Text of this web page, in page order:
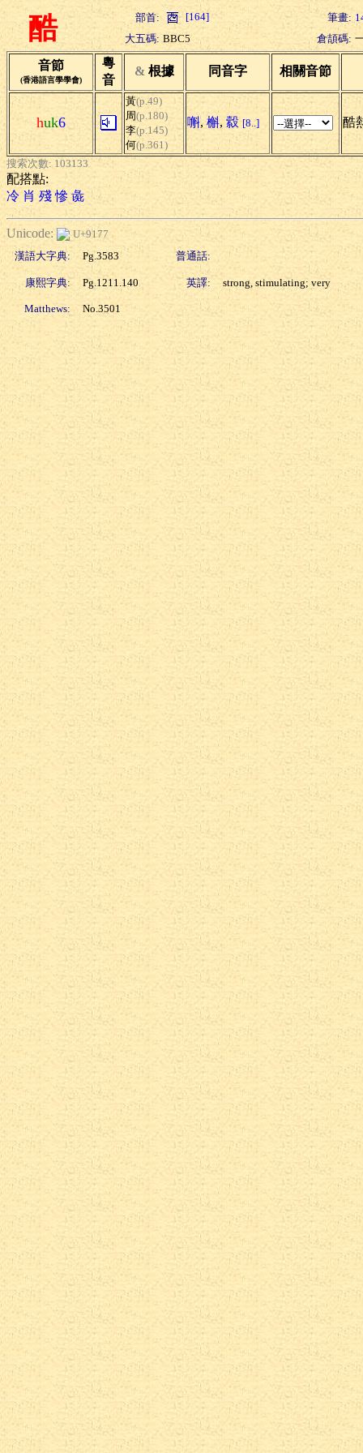
酷 部首: [164] 筆畫:
大五碼: BBC5 倉頡碼:
音節
(香港語言學學會)
粵
音
& 根據 同音字 相關音節
huk6
黃(p.49)
周(p.180)
李(p.145)
何(p.361)
嘝, 槲, 縠 [8..] 酷
搜索次數: 103133
配搭點:
冷 肖 殘 慘 彘
Unicode:
U+9177
漢語大字典:
Pg.3583 普通話:
康熙字典: Pg.1211.140 英譯: strong, stimulating; very
Matthews: No.3501